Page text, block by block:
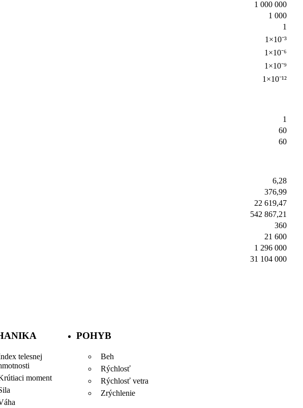
1 000 000
1 000
1
1×10⁻³
1×10⁻⁶
1×10⁻⁹
1×10⁻¹²
1
60
60
6,28
376,99
22 619,47
542 867,21
360
21 600
1 296 000
31 104 000
telesnej
moment
POHYB
Beh
Rýchlosť
Rýchlosť vetra
Zrýchlenie